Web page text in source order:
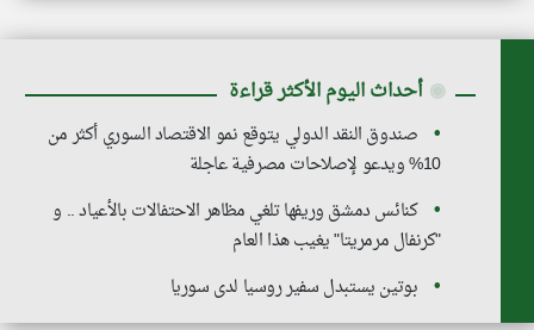
◉ أحداث اليوم الأكثر قراءة
صندوق النقد الدولي يتوقع نمو الاقتصاد السوري أكثر من
10% ويدعو لإصلاحات مصرفية عاجلة
كنائس دمشق وريفها تلغي مظاهر الاحتفالات بالأعياد .. و
"كرنفال مرمريتا" يغيب هذا العام
بوتين يستبدل سفير روسيا لدى سوريا